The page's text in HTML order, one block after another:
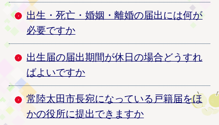
出生・死亡・婚姻・離婚の届出には何が
必要ですか
出生届の届出期間が休日の場合どうすれ
ばよいですか
常陸太田市長宛になっている戸籍届をほ
かの役所に提出できますか